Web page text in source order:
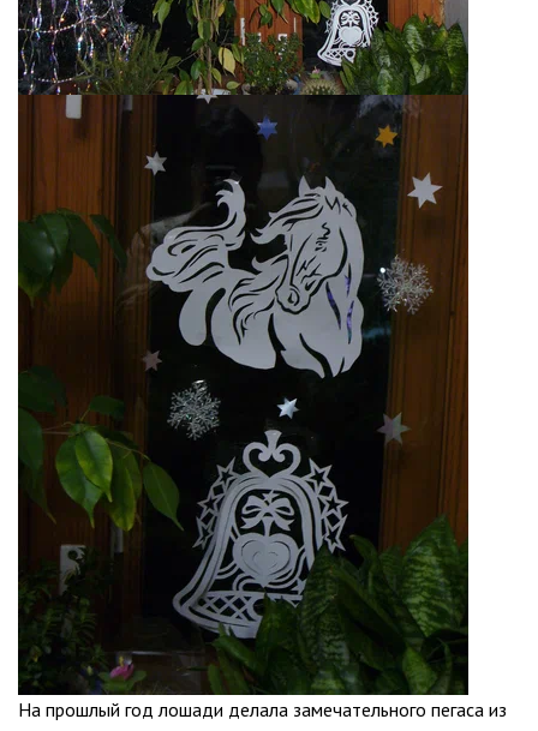
На прошлый год лошади делала замечательного пегаса из